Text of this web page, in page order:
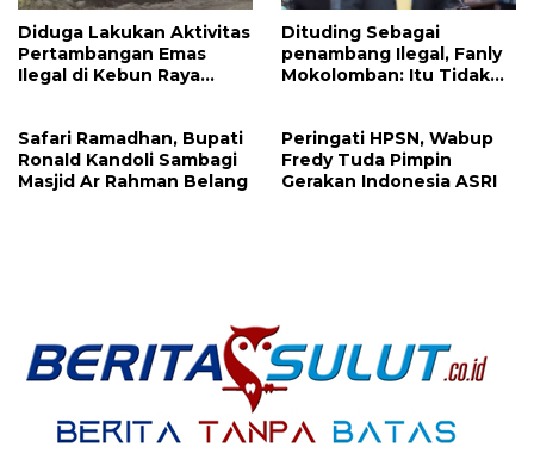
Diduga Lakukan Aktivitas
Pertambangan Emas
Ilegal di Kebun Raya
Sondakh
Dituding Sebagai
penambang Ilegal, Fanly
Mokolomban: Itu Tidak
Safari Ramadhan, Bupati
Ronald Kandoli Sambagi
Masjid Ar Rahman Belang
Peringati HPSN, Wabup
Fredy Tuda Pimpin
Gerakan Indonesia ASRI